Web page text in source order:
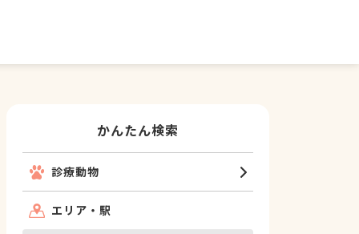
かんたん検索
診療動物
エリア・駅